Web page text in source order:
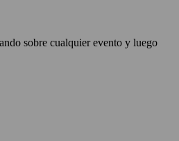
sobre cualquier evento y luego